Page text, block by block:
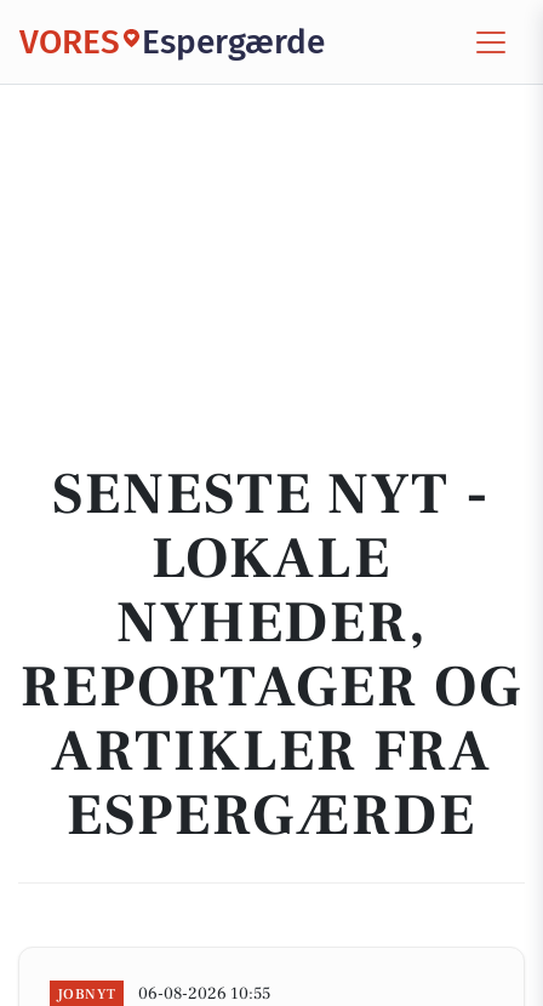
VORES Espergærde
SENESTE NYT -
LOKALE
NYHEDER,
REPORTAGER OG
ARTIKLER FRA
ESPERGÆRDE
JOBNYT 06-08-2026 10:55